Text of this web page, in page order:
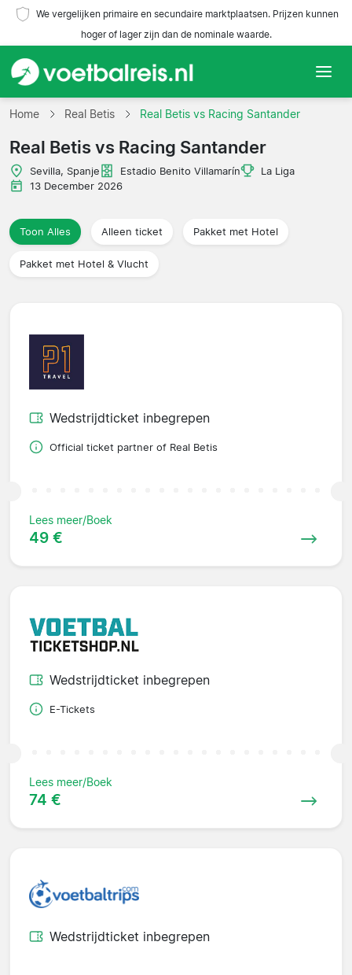
We vergelijken primaire en secundaire marktplaatsen. Prijzen kunnen
hoger of lager zijn dan de nominale waarde.
Home
Teams
Competities
Reisorganisaties
Home Real Betis Real Betis vs Racing Santander
Real Betis vs Racing Santander
Sevilla, Spanje Estadio Benito Villamarín
La Liga
13 December 2026
Toon Alles Alleen ticket Pakket met Hotel
Pakket met Hotel & Vlucht
Wedstrijdticket inbegrepen
Official ticket partner of Real Betis
Lees meer/Boek
49 €
Wedstrijdticket inbegrepen
E-Tickets
Lees meer/Boek
74 €
Wedstrijdticket inbegrepen